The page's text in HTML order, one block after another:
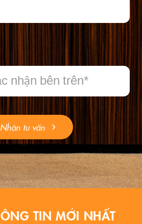
Nhận tư vấn
TIN MỚI NHẤT